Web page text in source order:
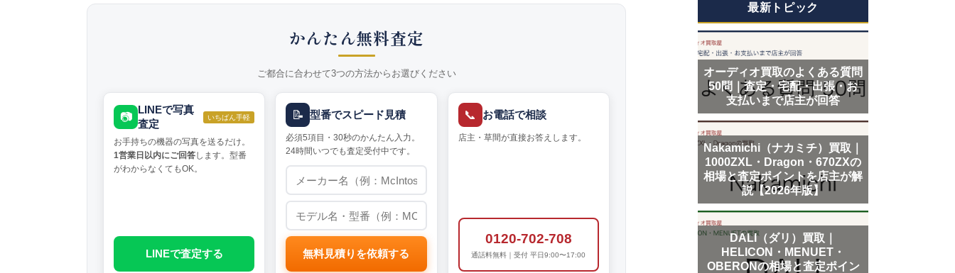
かんたん無料査定
ご都合に合わせて3つの方法からお選びください
📷
LINEで写真
査定
いちばん手軽
お手持ちの機器の写真を送るだけ。
1営業日以内にご回答します。型番
がわからなくてもOK。
LINEで査定する
📝 型番でスピード見積
必須5項目・30秒のかんたん入力。
24時間いつでも査定受付中です。
無料見積りを依頼する
📞 お電話で相談
店主・草間が直接お答えします。
0120-702-708
通話料無料｜受付 平日9:00〜17:00
最新トピック
オーディオ買取のよくある質問
50問｜査定・宅配・出張・お
支払いまで店主が回答
Nakamichi（ナカミチ）買取｜
1000ZXL・Dragon・670ZXの
相場と査定ポイントを店主が解
説【2026年版】
DALI（ダリ）買取｜
HELICON・MENUET・
OBERONの相場と査定ポイン